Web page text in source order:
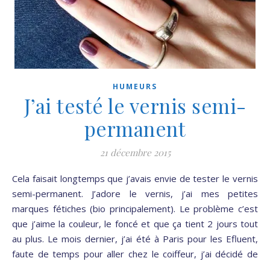
HUMEURS
J’ai testé le vernis semi-
permanent
21 décembre 2015
Cela faisait longtemps que j’avais envie de tester le vernis
semi-permanent. J’adore le vernis, j’ai mes petites
marques fétiches (bio principalement). Le problème c’est
que j’aime la couleur, le foncé et que ça tient 2 jours tout
au plus. Le mois dernier, j’ai été à Paris pour les Efluent,
faute de temps pour aller chez le coiffeur, j’ai décidé de